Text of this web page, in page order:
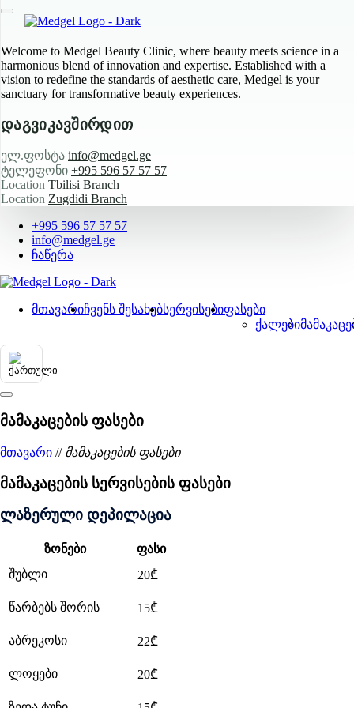
Welcome to Medgel Beauty Clinic, where beauty meets science in a
harmonious blend of innovation and expertise. Established with a
vision to redefine the standards of aesthetic care, Medgel is your
sanctuary for transformative beauty experiences.
დაგვიკავშირდით
ელ.ფოსტა info@medgel.ge
ტელეფონი +995 596 57 57 57
Location Tbilisi Branch
Location Zugdidi Branch
+995 596 57 57 57
info@medgel.ge
ჩაწერა
მთავარიჩვენს შესახებსერვისებიფასები
ქალები
მამაკაცების ფასები
მთავარი // მამაკაცების ფასები
მამაკაცების სერვისების ფასები
ლაზერული დეპილაცია
ზონები
ფასი
შუბლი
20₾
წარბებს შორის 15₾
აბრეკოსი 22₾
ლოყები 20₾